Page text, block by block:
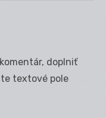
doplniť
textové pole